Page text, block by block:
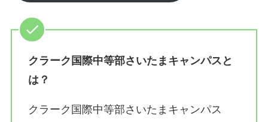
クラーク国際中等部さいたまキャンパスと
は？
クラーク国際中等部さいたまキャンパス